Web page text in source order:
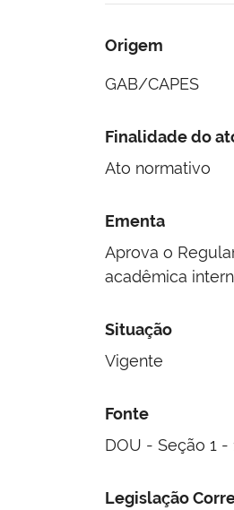
Origem
GAB/CAPES
Finalidade do
Ato normativo
Ementa
Aprova o
acadêmica
Situação
Vigente
Fonte
DOU - Seção 1
Legislação